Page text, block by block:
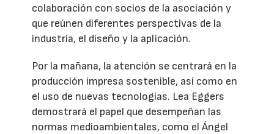
colaboración con socios de la asociación y
que reúnen diferentes perspectivas de la
industria, el diseño y la aplicación.
Por la mañana, la atención se centrará en la
producción impresa sostenible, así como en
el uso de nuevas tecnologías. Lea Eggers
demostrará el papel que desempeñan las
normas medioambientales, como el Ángel